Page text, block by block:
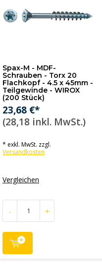
Spax-M - MDF-
Schrauben - Torx 20
Flachkopf - 4.5 x 45mm -
Teilgewinde - WIROX
(200 Stück)
23,68 €*
(28,18 inkl. MwSt.)
* exkl. MwSt. zzgl.
Versandkosten
Vergleichen
- +